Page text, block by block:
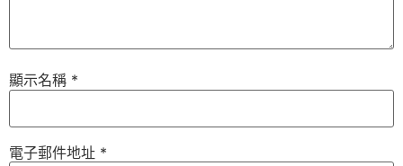
顯示名稱 *
電子郵件地址 *